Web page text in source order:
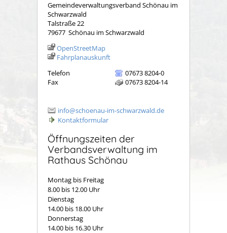
Gemeindeverwaltungsverband Schönau im
Schwarzwald
Talstraße 22
79677 Schönau im Schwarzwald
OpenStreetMap
Fahrplanauskunft
Telefon
07673 8204-0
Fax
07673 8204-14
info@schoenau-im-schwarzwald.de
Kontaktformular
Öffnungszeiten der
Verbandsverwaltung im
Rathaus Schönau
Montag bis Freitag
8.00 bis 12.00 Uhr
Dienstag
14.00 bis 18.00 Uhr
Donnerstag
14.00 bis 16.30 Uhr